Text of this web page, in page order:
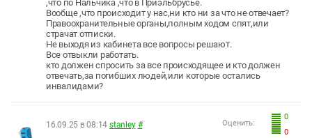
,что по Нальчика ,что в Приэльбрусье.
Вообще ,что происходит у нас,ни кто ни за что не отвечает?
Правоохранительные органы,полным ходом спят,или
страчат отписки.
Не выходя из кабинета все вопросы решают.
Все отвыкли работать.
кто должен спросить за все происходящее и кто должен
отвечать,за погибших людей,или которые остались
инвалидами?
0
0
Оценить:
16.09.25 в 08:14 stanley #